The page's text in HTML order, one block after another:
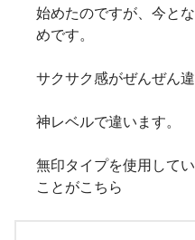
始めたのですが、今と
めです。
サクサク感がぜんぜん違
神レベルで違います。
無印タイプを使用して
ことがこちら